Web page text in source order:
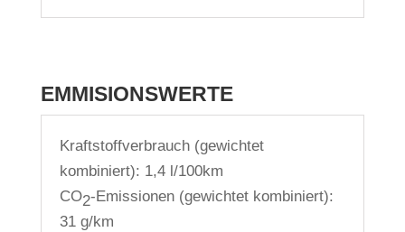
EMMISIONSWERTE
Kraftstoffverbrauch (gewichtet
kombiniert): 1,4 l/100km
CO2-Emissionen (gewichtet kombiniert):
31 g/km